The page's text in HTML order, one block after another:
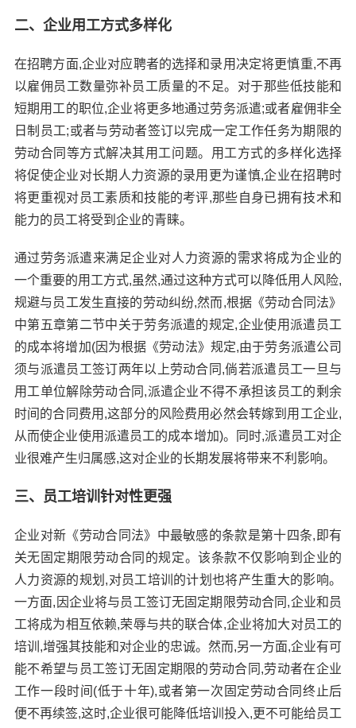
二、企业用工方式多样化
在招聘方面,企业对应聘者的选择和录用决定将更慎重,不再
以雇佣员工数量弥补员工质量的不足。对于那些低技能和
短期用工的职位,企业将更多地通过劳务派遣;或者雇佣非全
日制员工;或者与劳动者签订以完成一定工作任务为期限的
劳动合同等方式解决其用工问题。用工方式的多样化选择
将促使企业对长期人力资源的录用更为谨慎,企业在招聘时
将更重视对员工素质和技能的考评,那些自身已拥有技术和
能力的员工将受到企业的青睐。
通过劳务派遣来满足企业对人力资源的需求将成为企业的
一个重要的用工方式,虽然,通过这种方式可以降低用人风险,
规避与员工发生直接的劳动纠纷,然而,根据《劳动合同法》
中第五章第二节中关于劳务派遣的规定,企业使用派遣员工
的成本将增加(因为根据《劳动法》规定,由于劳务派遣公司
须与派遣员工签订两年以上劳动合同,倘若派遣员工一旦与
用工单位解除劳动合同,派遣企业不得不承担该员工的剩余
时间的合同费用,这部分的风险费用必然会转嫁到用工企业,
从而使企业使用派遣员工的成本增加)。同时,派遣员工对企
业很难产生归属感,这对企业的长期发展将带来不利影响。
三、员工培训针对性更强
企业对新《劳动合同法》中最敏感的条款是第十四条,即有
关无固定期限劳动合同的规定。该条款不仅影响到企业的
人力资源的规划,对员工培训的计划也将产生重大的影响。
一方面,因企业将与员工签订无固定期限劳动合同,企业和员
工将成为相互依赖,荣辱与共的联合体,企业将加大对员工的
培训,增强其技能和对企业的忠诚。然而,另一方面,企业有可
能不希望与员工签订无固定期限的劳动合同,劳动者在企业
工作一段时间(低于十年),或者第一次固定劳动合同终止后
便不再续签,这时,企业很可能降低培训投入,更不可能给员工